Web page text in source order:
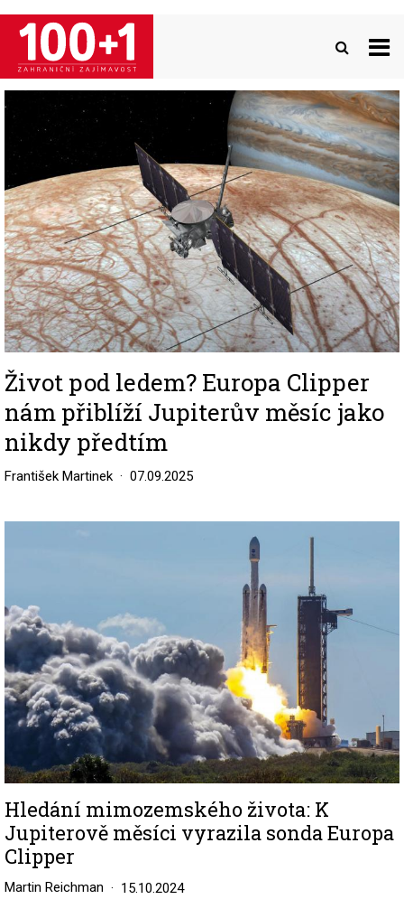
Přejít
hlavnímu
obsahu
Image
Život pod ledem? Europa Clipper
nám přiblíží Jupiterův měsíc jako
nikdy předtím
František Martinek 07.09.2025
Hledání mimozemského života: K
Jupiterově měsíci vyrazila sonda Europa
Clipper
Martin Reichman 15.10.2024